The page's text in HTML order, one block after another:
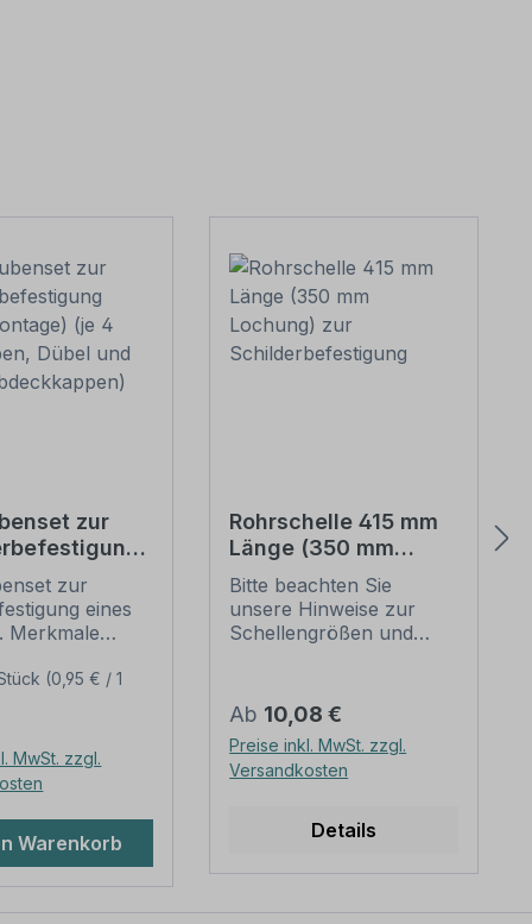
zur
(je 4
Dübel
zur
eines
Merkmale
für Schilder
Hartschaum,
2 mm,
Hintergrund
-
(Stahl) mit
(0,95 € / 1
Preis:
MwSt. zzgl.
Warenkorb
Rohrschelle 415 mm
Länge (350 mm
Lochung) zur
Schilderbefestigung
Bitte beachten Sie
unsere Hinweise zur
Schellengrößen und
(weiter unten).
Rohrschellen nach der
IVZ-Norm stellen die
Standardbefestigungen
Verkehrszeichen dar. Sie
erhältlich,
und somit für dauerhafte
Regulärer Preis:
Ab 10,08 €
Preise inkl. MwSt. zzgl.
Versandkosten
Details